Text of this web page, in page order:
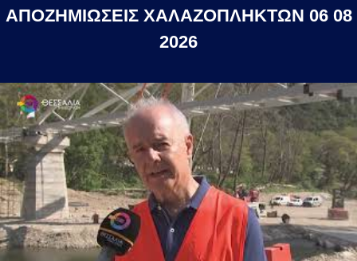
ΑΠΟΖΗΜΙΩΣΕΙΣ ΧΑΛΑΖΟΠΛΗΚΤΩΝ 06 08
2026